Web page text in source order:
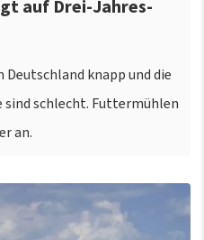
auf Drei-Jahres-
knapp und die
sind schlecht. Futtermühlen
an.